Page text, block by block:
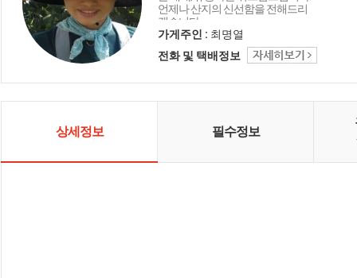
언제나 산지의 신선함을 전해드리
겠습니다.
가게주인 : 최명열
전화 및 택배정보
상세정보 필수정보